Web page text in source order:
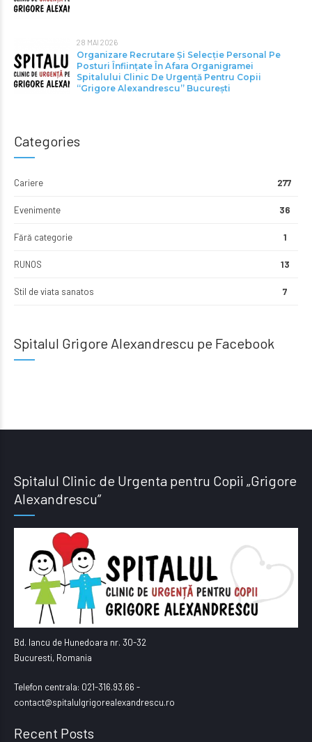
28 MAI 2026
Organizare Recrutare Și Selecție Personal Pe
Posturi Înființate În Afara Organigramei
Spitalului Clinic De Urgență Pentru Copii
“Grigore Alexandrescu” Bucureşti
Categories
Cariere 277
Evenimente 36
Fără categorie 1
RUNOS 13
Stil de viata sanatos 7
Spitalul Grigore Alexandrescu pe Facebook
Spitalul Clinic de Urgenta pentru Copii „Grigore
Alexandrescu”
Bd. Iancu de Hunedoara nr. 30-32
Bucuresti, Romania
Telefon centrala: 021-316.93.66 -
contact@spitalulgrigorealexandrescu.ro
Recent Posts